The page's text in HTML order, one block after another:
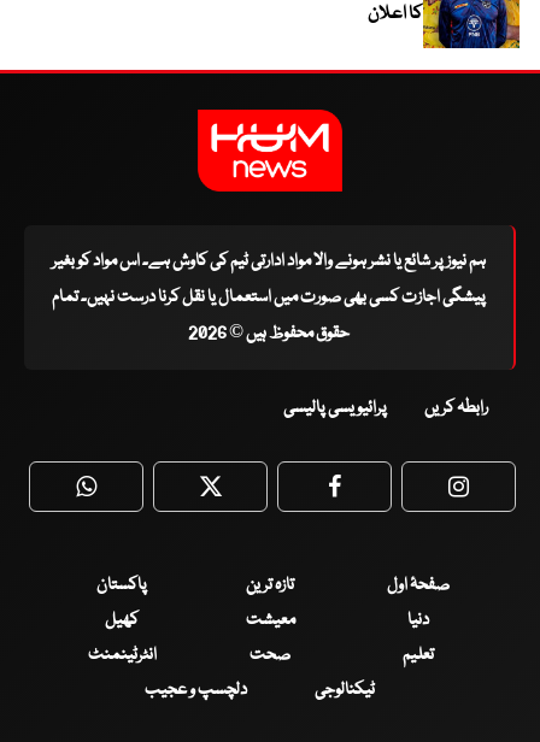
کا اعلان
ہم نیوز پر شائع یا نشر ہونے والا مواد ادارتی ٹیم کی کاوش ہے۔ اس مواد کو بغیر
پیشگی اجازت کسی بھی صورت میں استعمال یا نقل کرنا درست نہیں۔ تمام
حقوق محفوظ ہیں © 2026
رابطہ کریں پرائیویسی پالیسی
WhatsApp Twitter Facebook
صفحۂ اول تازہ ترین
پاکستان
دنیا
معیشت
کھیل
تعلیم
صحت
انٹرٹینمنٹ
ٹیکنالوجی
دلچسپ و عجیب